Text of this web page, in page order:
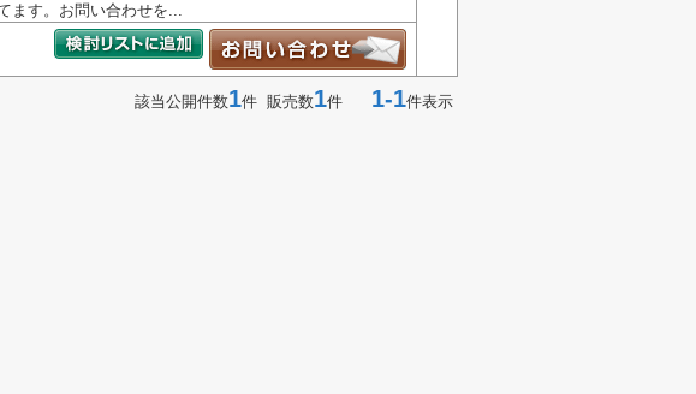
ます。お問い合わせを...
該当公開件数1件 販売数1件 1-1件表示